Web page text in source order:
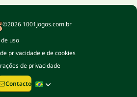
©2026 1001jogos.com.br
uso
privacidade e de cookies
de privacidade
Contacto